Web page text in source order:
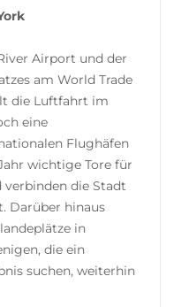
Airport und der
am World Trade
die Luftfahrt im
eine
Flughäfen
wichtige Tore für
verbinden die Stadt
Darüber hinaus
in
die ein
suchen, weiterhin